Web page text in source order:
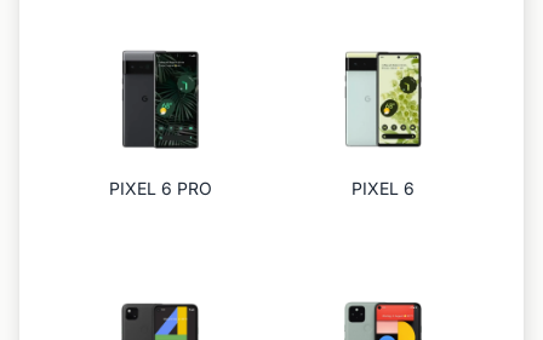
PIXEL 6 PRO PIXEL 6